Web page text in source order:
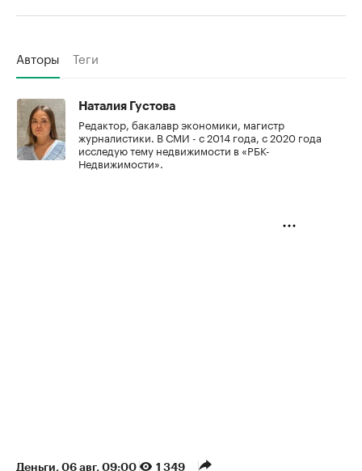
Авторы Теги
Наталия Густова
Редактор, бакалавр экономики, магистр
журналистики. В СМИ - с 2014 года, с 2020 года
исследую тему недвижимости в «РБК-
Недвижимости».
Деньги⁠, 06 авг, 09:00 1 349